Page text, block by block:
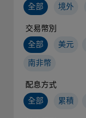
全部
境外
交易幣別
全部
美元
南非幣
配息方式
全部
累積